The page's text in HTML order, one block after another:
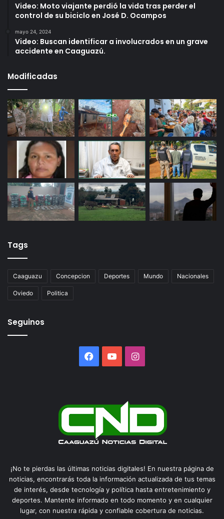
Video: Moto viajante perdió la vida tras perder el
control de su biciclo en José D. Ocampos
mayo 24, 2024
Video: Buscan identificar a involucrados en un grave
accidente en Caaguazú.
Modificadas
Tags
Caaguazu Concepcion Deportes Mundo Nacionales
Oviedo Politica
Seguinos
Facebook
YouTubeInstagram
¡No te pierdas las últimas noticias digitales! En nuestra página de
noticias, encontrarás toda la información actualizada de tus temas
de interés, desde tecnología y política hasta entretenimiento y
deportes. Mantente informado en todo momento y en cualquier
lugar, con nuestra rápida y confiable cobertura de noticias.